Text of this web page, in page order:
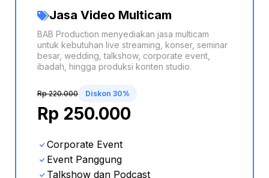
Jasa Video Multicam
BAB Production menyediakan jasa multicam
untuk kebutuhan live streaming, konser, seminar
besar, wedding, talkshow, corporate event,
ibadah, hingga produksi konten studio.
Rp 220.000 Diskon 30%
Rp 250.000
Corporate Event
Event Panggung
Talkshow dan Podcast